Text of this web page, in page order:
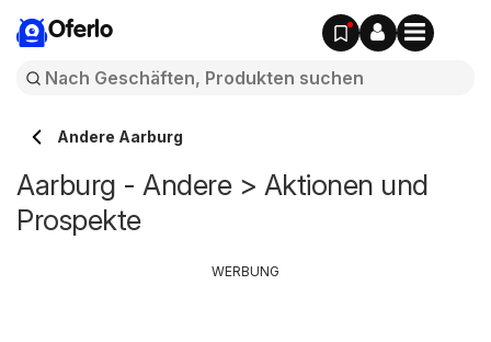
Oferlo
Andere Aarburg
Aarburg - Andere > Aktionen und
Prospekte
WERBUNG